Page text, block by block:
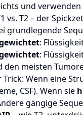
und
vs. T2 – der
grundlegende
:
:
den meisten
Trick: Wenn eine
CSF). Wenn sie
gängige